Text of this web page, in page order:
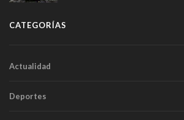
CATEGORÍAS
Actualidad
Deportes